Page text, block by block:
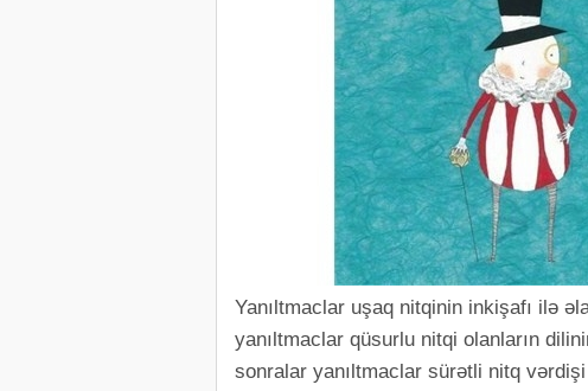
Yanıltmaclar uşaq nitqinin inkişafı ilə
yanıltmaclar qüsurlu nitqi olanların
sonralar yanıltmaclar sürətli nitq